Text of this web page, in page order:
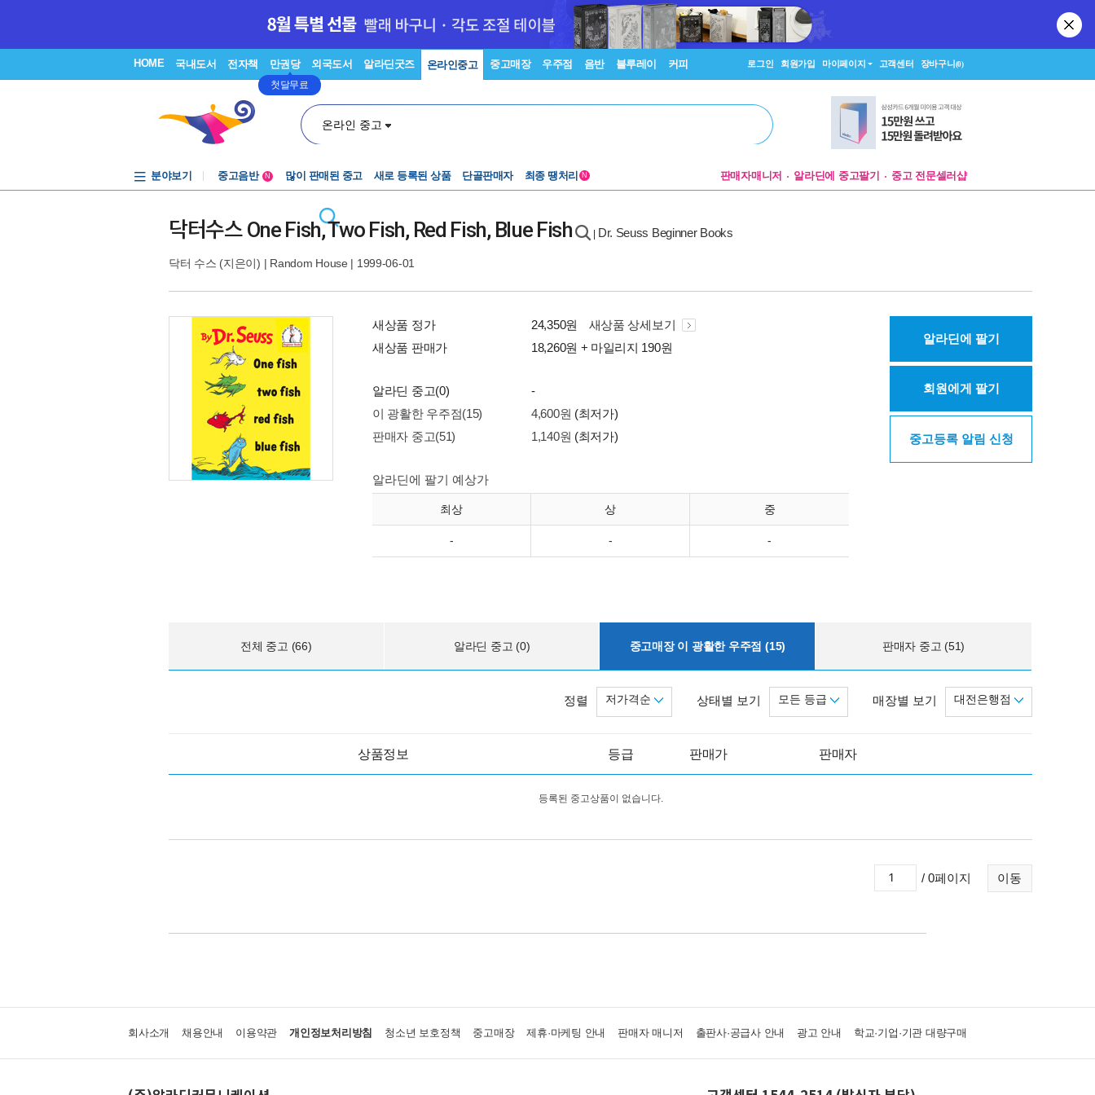
HOME 국내도서 전자책 만권당
첫달무료
외국도서 알라딘굿즈 온라인중고 중고매장 우주점 음반 블루레이 커피 로그인 회원가입 마이페이지 고객센터 장바구니(0)
온라인 중고
분야보기
중고음반
N 많이 판매된 중고 새로 등록된 상품 단골판매자 최종 땡처리 N 판매자매니저 알라딘에 중고팔기 중고 전문셀러샵
닥터수스 One Fish, Two Fish, Red Fish, Blue Fish Dr. Seuss Beginner Books
닥터 수스 (지은이) | Random House | 1999-06-01
새상품 정가 24,350원
새상품 상세보기
새상품 판매가
18,260원 + 마일리지 190원
알라딘 중고(0)
-
이 광활한 우주점(15)
4,600원 (최저가)
판매자 중고(51)
1,140원 (최저가)
알라딘에 팔기 예상가
최상 상 중
- - -
알라딘에 팔기
회원에게 팔기
중고등록 알림 신청
전체 중고 (66) 알라딘 중고 (0) 중고매장 이 광활한 우주점 (15) 판매자 중고 (51)
매장별 보기 대전은행점
상태별 보기 모든 등급
정렬 저가격순
상품정보 등급 판매가 판매자
등록된 중고상품이 없습니다.
이동
/ 0페이지
회사소개 채용안내 이용약관 개인정보처리방침 청소년 보호정책 중고매장 제휴·마케팅 안내 판매자 매니저 출판사·공급사 안내 광고 안내 학교·기업·기관 대량구매